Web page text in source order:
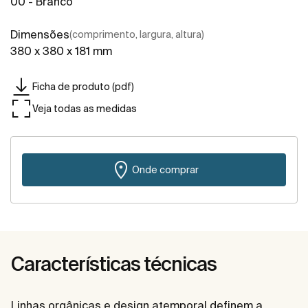
Dimensões(comprimento, largura, altura)
380 x 380 x 181 mm
Ficha de produto (pdf)
Veja todas as medidas
Onde comprar
Características técnicas
Linhas orgânicas e design atemporal definem a